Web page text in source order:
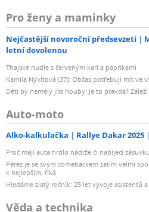
Pro ženy a maminky
Nejčastější novoroční předsevzetí
letní dovolenou
Thajské nudle s červeným kari a paprikami
Kamila Nývltová (37): Občas potřebuji mít ve
Děti by neměly jíst houby! Je to pravda?
Auto-moto
Alko-kalkulačka Rallye Dakar 2025
Proč mají auta hrdlo nádrže či nabíjecí
Pérez je se svým comebackem zatím velmi
k nejlepším, říká
Hledáme zlatý ročník: 25 let vývoje asistentů
Věda a technika